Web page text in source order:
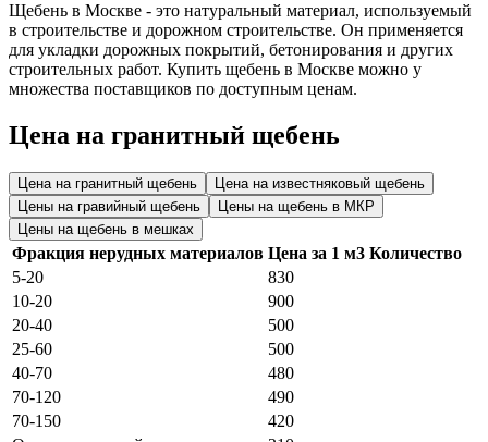
Щебень в Москве - это натуральный материал, используемый
в строительстве и дорожном строительстве. Он применяется
для укладки дорожных покрытий, бетонирования и других
строительных работ. Купить щебень в Москве можно у
множества поставщиков по доступным ценам.
Цена на гранитный щебень
Цена на гранитный щебень
Цена на известняковый щебень
Цены на гравийный щебень
Цены на щебень в МКР
Цены на щебень в мешках
Фракция нерудных материалов Цена за 1 м3 Количество
5-20
830
10-20
900
20-40
500
25-60
500
40-70
480
70-120
490
70-150
420